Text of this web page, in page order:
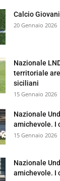
Calcio
20 Gennaio 2026
Nazionale
territoriale
siciliani
15 Gennaio 2026
Nazionale
amichevole. I
15 Gennaio 2026
Nazionale
amichevole. I